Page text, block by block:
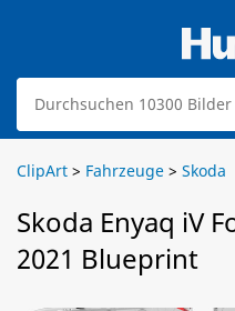
ClipArt > Fahrzeuge > Skoda
Skoda Enyaq iV
2021 Blueprint